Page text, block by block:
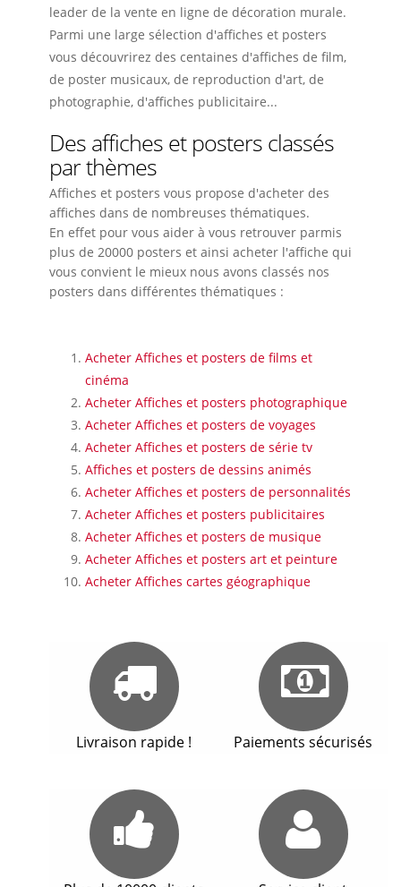
leader de la vente en ligne de décoration murale.
Parmi une large sélection d'affiches et posters
vous découvrirez des centaines d'affiches de film,
de poster musicaux, de reproduction d'art, de
photographie, d'affiches publicitaire...
Des affiches et posters classés
par thèmes
Affiches et posters vous propose d'acheter des
affiches dans de nombreuses thématiques.
En effet pour vous aider à vous retrouver parmis
plus de 20000 posters et ainsi acheter l'affiche qui
vous convient le mieux nous avons classés nos
posters dans différentes thématiques :
Acheter Affiches et posters de films et
cinéma
Acheter Affiches et posters photographique
Acheter Affiches et posters de voyages
Acheter Affiches et posters de série tv
Affiches et posters de dessins animés
Acheter Affiches et posters de personnalités
Acheter Affiches et posters publicitaires
Acheter Affiches et posters de musique
Acheter Affiches et posters art et peinture
Acheter Affiches cartes géographique
Livraison rapide ! Paiements sécurisés